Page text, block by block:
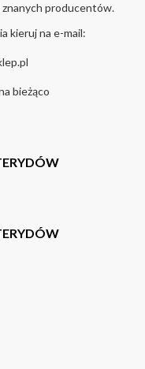
znanych producentów.
kieruj na e-mail:
bieżąco